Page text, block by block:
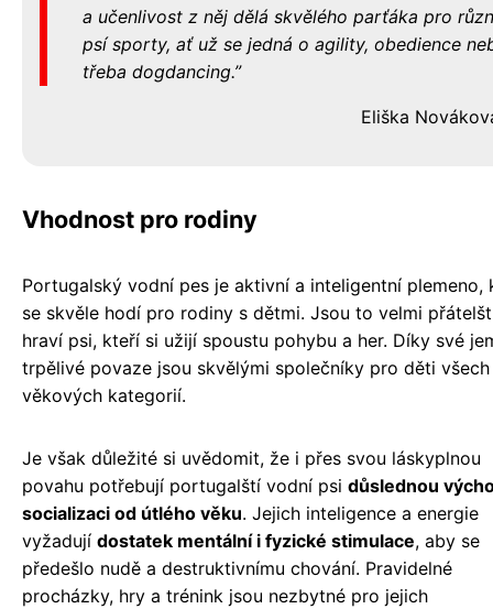
a učenlivost z něj dělá skvělého parťáka pro
psí sporty, ať už se jedná o agility, obedience
třeba dogdancing.
Eliška
Vhodnost pro rodiny
Portugalský vodní pes je aktivní a inteligentní plemeno,
se skvěle hodí pro rodiny s dětmi. Jsou to velmi
hraví psi, kteří si užijí spoustu pohybu a her. Díky své
trpělivé povaze jsou skvělými společníky pro děti všech
věkových kategorií.
Je však důležité si uvědomit, že i přes svou láskyplnou
povahu potřebují portugalští vodní psi důslednou
socializaci od útlého věku. Jejich inteligence a energie
vyžadují dostatek mentální i fyzické stimulace, aby se
předešlo nudě a destruktivnímu chování. Pravidelné
procházky, hry a trénink jsou nezbytné pro jejich